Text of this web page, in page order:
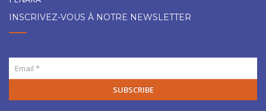
INSCRIVEZ-VOUS À NOTRE NEWSLETTER
SUBSCRIBE